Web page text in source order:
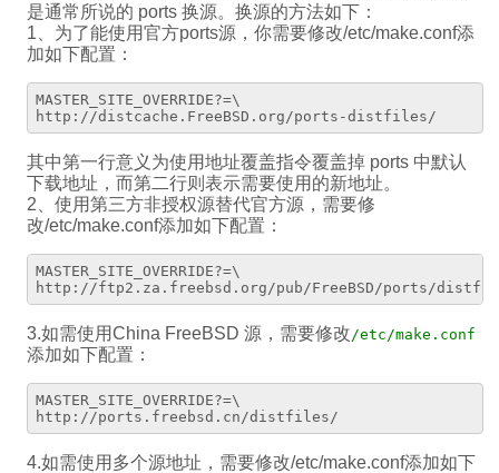
是通常所说的 ports 换源。换源的方法如下：
1、为了能使用官方ports源，你需要修改/etc/make.conf添
加如下配置：
MASTER_SITE_OVERRIDE?=\
其中第一行意义为使用地址覆盖指令覆盖掉 ports 中默认
下载地址，而第二行则表示需要使用的新地址。
2、使用第三方非授权源替代官方源，需要修
改/etc/make.conf添加如下配置：
MASTER_SITE_OVERRIDE?=\
3.如需使用China FreeBSD 源，需要修改/etc/make.conf
添加如下配置：
MASTER_SITE_OVERRIDE?=\
4.如需使用多个源地址，需要修改/etc/make.conf添加如下